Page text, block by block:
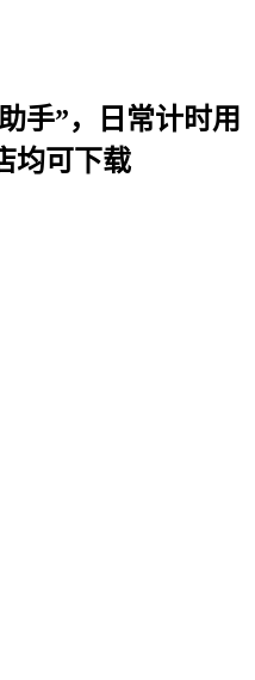
手”，日常计时用
均可下载